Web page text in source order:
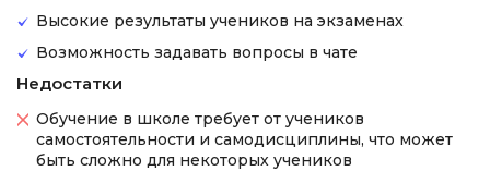
Высокие результаты учеников на экзаменах
Возможность задавать вопросы в чате
Недостатки
Обучение в школе требует от учеников
самостоятельности и самодисциплины, что может
быть сложно для некоторых учеников